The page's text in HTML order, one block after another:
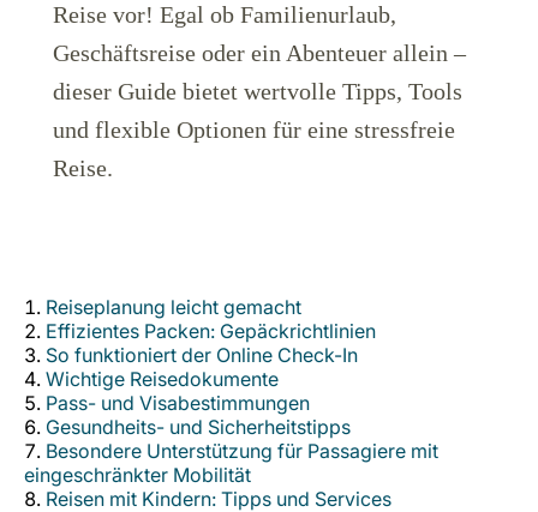
LuxairGroup
Karriere bei LuxairGroup
Reise vor! Egal ob Familienurlaub,
Geschäftsreise oder ein Abenteuer allein –
dieser Guide bietet wertvolle Tipps, Tools
und flexible Optionen für eine stressfreie
Reise.
Reiseplanung leicht gemacht
Effizientes Packen: Gepäckrichtlinien
So funktioniert der Online Check-In
Wichtige Reisedokumente
Pass- und Visabestimmungen
Gesundheits- und Sicherheitstipps
Besondere Unterstützung für Passagiere mit
eingeschränkter Mobilität
Reisen mit Kindern: Tipps und Services